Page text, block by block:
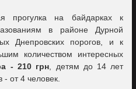
прогулка на байдарках к
в районе Дурной
Днепровских порогов, и к
количеством интересных
- 210 грн , детям до 14 лет
- от 4 человек.